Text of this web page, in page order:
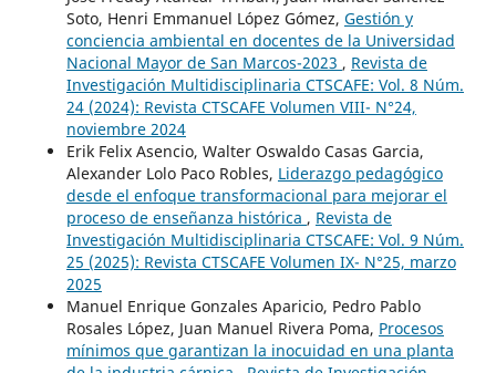
Soto, Henri Emmanuel López Gómez, Gestión y
conciencia ambiental en docentes de la Universidad
Nacional Mayor de San Marcos-2023 , Revista de
Investigación Multidisciplinaria CTSCAFE: Vol. 8 Núm.
24 (2024): Revista CTSCAFE Volumen VIII- N°24,
noviembre 2024
Erik Felix Asencio, Walter Oswaldo Casas Garcia,
Alexander Lolo Paco Robles, Liderazgo pedagógico
desde el enfoque transformacional para mejorar el
proceso de enseñanza histórica , Revista de
Investigación Multidisciplinaria CTSCAFE: Vol. 9 Núm.
25 (2025): Revista CTSCAFE Volumen IX- N°25, marzo
2025
Manuel Enrique Gonzales Aparicio, Pedro Pablo
Rosales López, Juan Manuel Rivera Poma, Procesos
mínimos que garantizan la inocuidad en una planta